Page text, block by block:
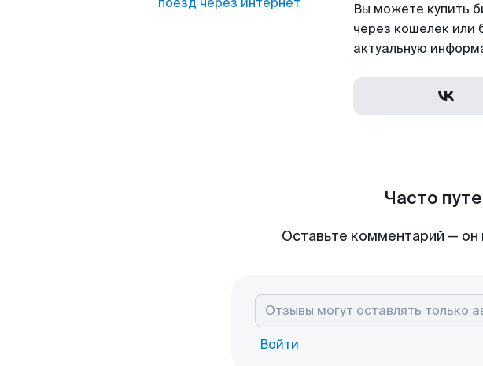
Вы можете купить
через кошелек или
актуальную
Часто
Оставьте комментарий —
Войти